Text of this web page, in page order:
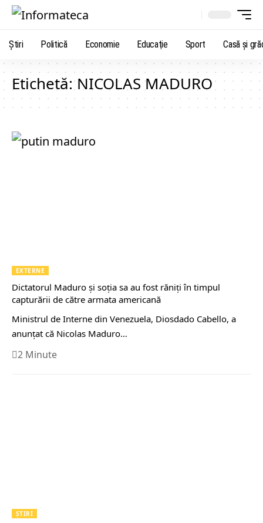
Știri Politică Economie Educaţie Sport Casă şi
Etichetă:NICOLAS MADURO
EXTERNE
Dictatorul Maduro și soția sa au fost răniți în timpul
capturării de către armata americană
Ministrul de Interne din Venezuela, Diosdado Cabello, a
anunțat că Nicolas Maduro…
2 Minute
ȘTIRI